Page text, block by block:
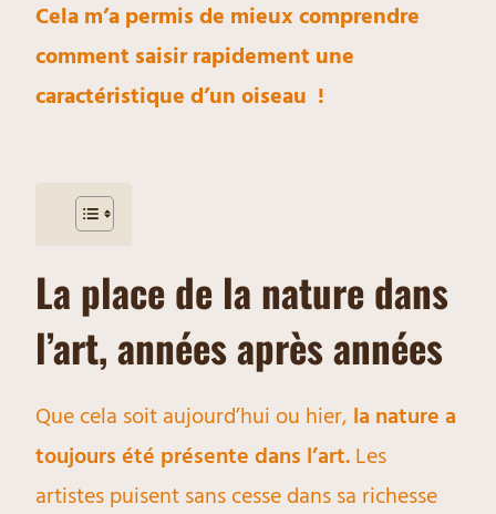
Cela m’a permis de mieux comprendre
comment saisir rapidement une
caractéristique d’un oiseau !
La place de la nature dans
l’art, années après années
Que cela soit aujourd’hui ou hier, la nature a
toujours été présente dans l’art. Les
artistes puisent sans cesse dans sa richesse